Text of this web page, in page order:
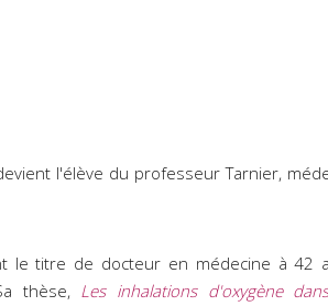
l'élève du professeur Tarnier,
le titre de docteur en médecine à 42
thèse, Les inhalations d'oxygène